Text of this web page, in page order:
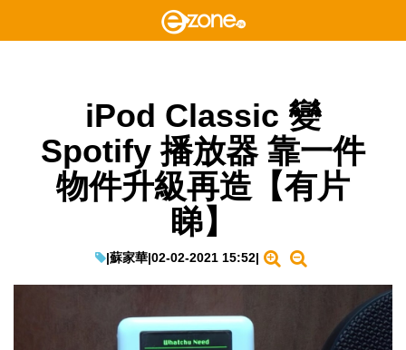
iPod Classic 變
Spotify 播放器 靠一件
物件升級再造【有片
睇】
|蘇家華|02-02-2021 15:52|